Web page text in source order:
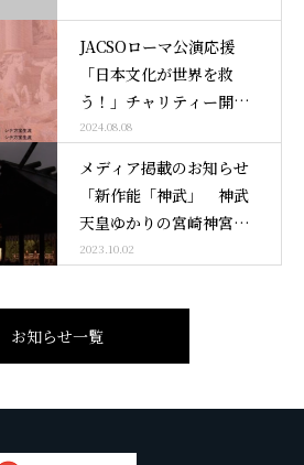
JACSOローマ公演応援
「日本文化が世界を救
う！」チャリティー開催
のお知らせ
2024.08.08
メディア掲載のお知らせ
「新作能「神武」 神武
天皇ゆかりの宮崎神宮で
上演」
2023.10.02
お知らせ一覧